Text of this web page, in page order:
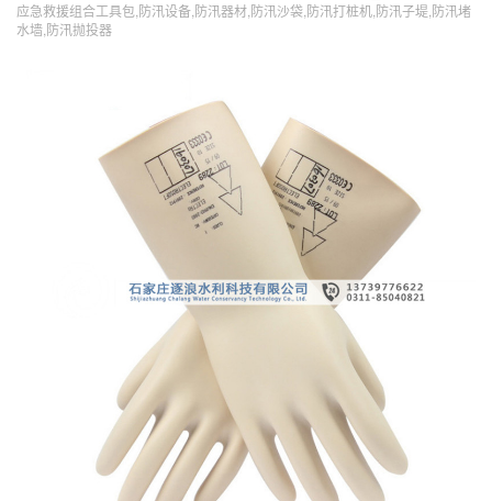
应急救援组合工具包,防汛设备,防汛器材,防汛沙袋,防汛打桩机,防汛子堤,防汛堵
水墙,防汛抛投器